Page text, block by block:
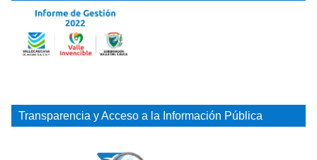
Transparencia y Acceso a la Información Pública